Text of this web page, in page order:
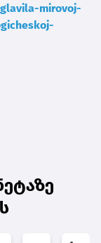
mirovoj-